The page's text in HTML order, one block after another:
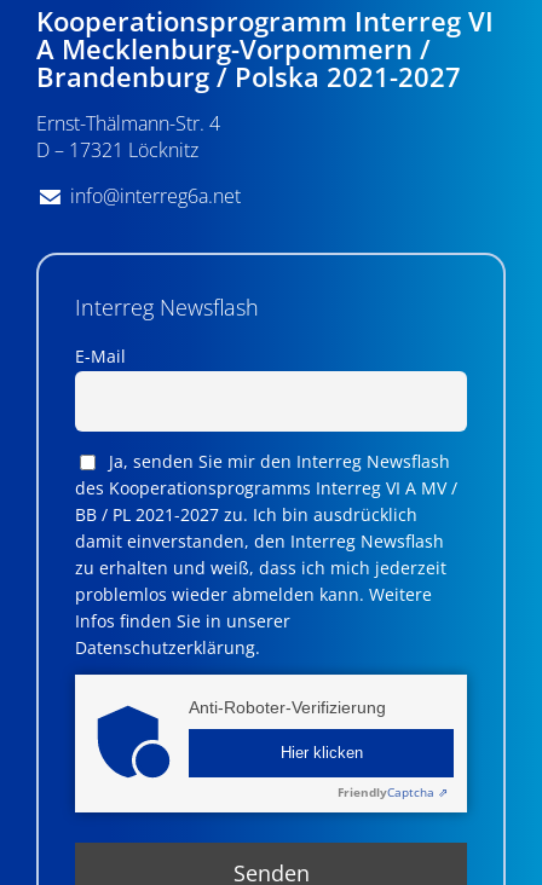
Kooperationsprogramm Interreg VI
A Mecklenburg-Vorpommern /
Brandenburg / Polska 2021-2027
Ernst-Thälmann-Str. 4
D – 17321 Löcknitz
info@interreg6a.net
Interreg Newsflash
E-Mail
Ja, senden Sie mir den Interreg Newsflash
des Kooperationsprogramms Interreg VI A MV /
BB / PL 2021-2027 zu. Ich bin ausdrücklich
damit einverstanden, den Interreg Newsflash
zu erhalten und weiß, dass ich mich jederzeit
problemlos wieder abmelden kann. Weitere
Infos finden Sie in unserer
Datenschutzerklärung.
Anti-Roboter-Verifizierung
Hier klicken
FriendlyCaptcha ⇗